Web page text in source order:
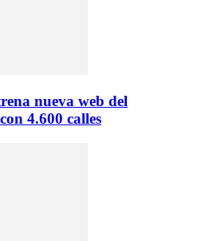
nueva web del
4.600 calles